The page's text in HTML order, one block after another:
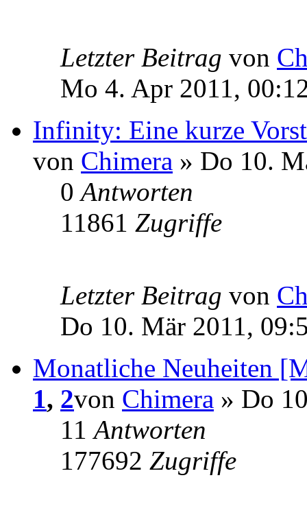
Letzter Beitrag von
Mo 4. Apr 2011,
Infinity: Eine kurze
von Chimera » Do 10.
0Antworten
11861 Zugriffe
Letzter Beitrag von
Do 10. Mär 2011,
Monatliche Neuheiten
1, 2von Chimera » Do
11Antworten
177692 Zugriffe